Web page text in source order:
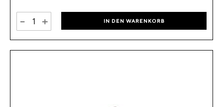
- + IN DEN WARENKORB